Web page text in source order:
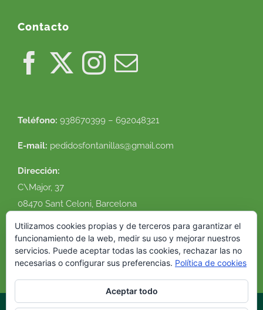
Contacto
Teléfono: 938670399 – 692048321
E-mail: pedidosfontanillas@gmail.com
Dirección:
C\Major, 37
08470 Sant Celoni, Barcelona
Ver en google maps
Utilizamos cookies propias y de terceros para garantizar el
funcionamiento de la web, medir su uso y mejorar nuestros
servicios. Puede aceptar todas las cookies, rechazar las no
necesarias o configurar sus preferencias. Política de cookies
Aceptar todo